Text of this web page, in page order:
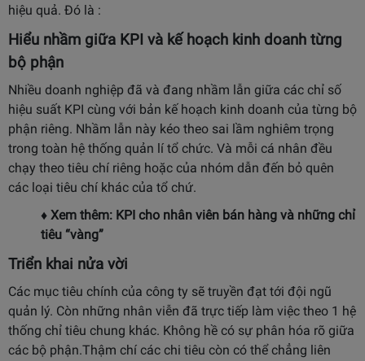
hiệu quả. Đó là :
Hiểu nhầm giữa KPI và kế hoạch kinh doanh từng
bộ phận
Nhiều doanh nghiệp đã và đang nhầm lẫn giữa các chỉ số
hiệu suất KPI cùng với bản kế hoạch kinh doanh của từng bộ
phận riêng. Nhầm lẫn này kéo theo sai lầm nghiêm trọng
trong toàn hệ thống quản lí tổ chức. Và mỗi cá nhân đều
chạy theo tiêu chí riêng hoặc của nhóm dẫn đến bỏ quên
các loại tiêu chí khác của tổ chứ.
♦ Xem thêm: KPI cho nhân viên bán hàng và những chỉ
tiêu “vàng”
Triển khai nửa vời
Các mục tiêu chính của công ty sẽ truyền đạt tới đội ngũ
quản lý. Còn những nhân viễn đã trực tiếp làm việc theo 1 hệ
thống chỉ tiêu chung khác. Không hề có sự phân hóa rõ giữa
các bộ phận.Thậm chí các chi tiêu còn có thể chẳng liên